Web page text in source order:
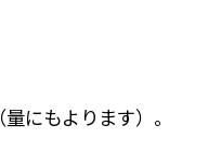
（量にもよります）。